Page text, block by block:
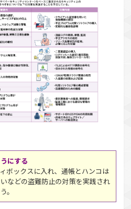
にする
ボックスに入れ、通帳とハンコは
などの盗難防止の対策を実践され
。